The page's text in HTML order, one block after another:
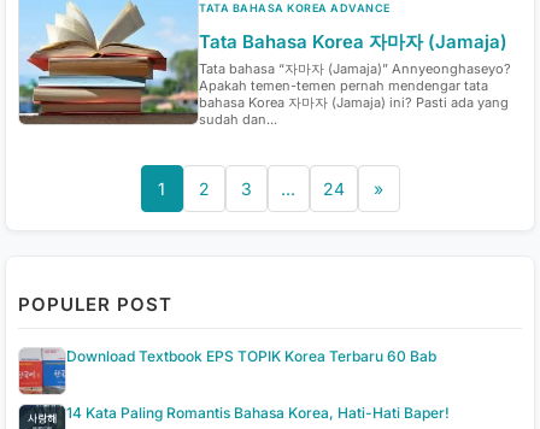
TATA BAHASA KOREA ADVANCE
Tata Bahasa Korea 자마자 (Jamaja)
Tata bahasa “자마자 (Jamaja)” Annyeonghaseyo?
Apakah temen-temen pernah mendengar tata
bahasa Korea 자마자 (Jamaja) ini? Pasti ada yang
sudah dan...
1 2 3 … 24 »
POPULER POST
Download Textbook EPS TOPIK Korea Terbaru 60 Bab
14 Kata Paling Romantis Bahasa Korea, Hati-Hati Baper!